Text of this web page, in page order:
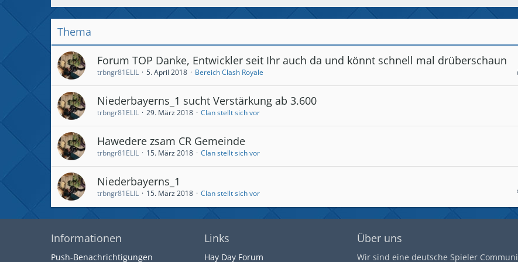
Thema
Forum TOP Danke, Entwickler seit Ihr auch da und könnt schnell mal drüberschaun
trbngr81ELIL 5. April 2018 Bereich Clash Royale
Niederbayerns_1 sucht Verstärkung ab 3.600
trbngr81ELIL 29. März 2018 Clan stellt sich vor
Hawedere zsam CR Gemeinde
trbngr81ELIL 15. März 2018 Clan stellt sich vor
Niederbayerns_1
trbngr81ELIL 15. März 2018 Clan stellt sich vor
Informationen
Push-Benachrichtigungen
Links
Hay Day Forum
Über uns
Wir sind eine deutsche Spieler